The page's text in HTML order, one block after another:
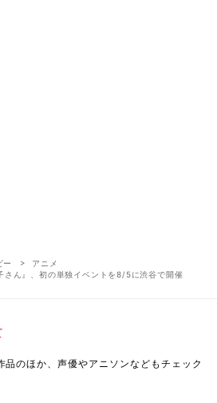
ー
アニメ
ん』、初の単独イベントを8/5に渋谷で開催
品のほか、声優やアニソンなどもチェック